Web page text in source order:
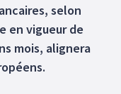
selon
en vigueur de
mois, alignera